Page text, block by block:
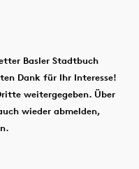
Basler Stadtbuch
Dank für Ihr Interesse!
weitergegeben. Über
wieder abmelden,